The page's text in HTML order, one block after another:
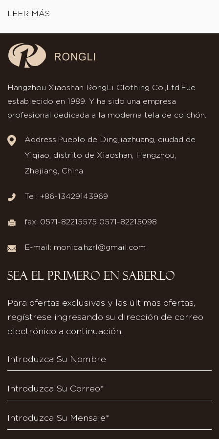
Hangzhou Xiaoshan RongLi Clothing Co.,Ltd.Fue
establecido en 1989. Y ha sido una empresa
profesional dedicada a la moderna tela de colchón.
Address:Pueblo de Dingjiazhuang, ciudad de
Yiqiao, distrito de Xiaoshan, Hangzhou,
Zhejiang, China
Tel: +86-13429143969
fax: 0571-82215575 0571-82215098
E-mail: monica.hzrl@gmail.com
SEA EL PRIMERO EN SABERLO
Para ofertas exclusivas y las últimas ofertas,
regístrese ingresando su dirección de correo
electrónico a continuación.